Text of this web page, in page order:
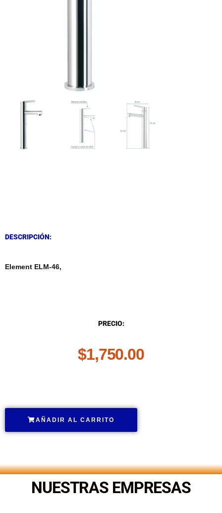
DESCRIPCIÓN:
Element ELM-46,
PRECIO:
$1,750.00
AÑADIR AL CARRITO
NUESTRAS EMPRESAS